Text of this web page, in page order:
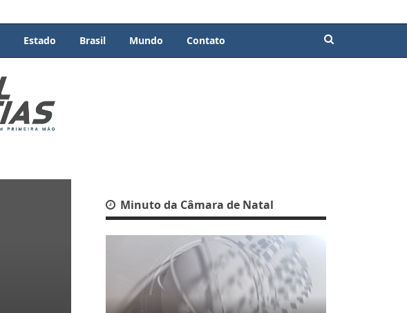
Estado Brasil Mundo Contato
Minuto da Câmara de Natal